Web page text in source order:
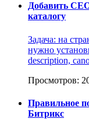
Добавить
каталогу
Задача: на
нужно
description,
Просмотров:
Правильное
Битрикс